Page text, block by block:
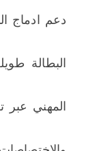
دعم ادماج
البطالة
المهني عبر